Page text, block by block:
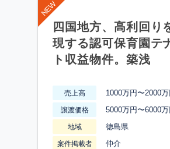
四国地方、高利回り
現する認可保育園テ
ト収益物件。築浅
売上高 1000万円〜2000
譲渡価格 5000万円〜6000
地域 徳島県
案件掲載者 仲介